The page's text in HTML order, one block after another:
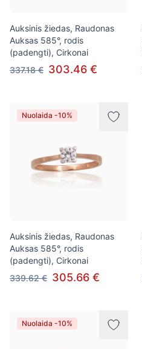
Auksinis žiedas, Raudonas
Auksas 585°, rodis
(padengti), Cirkonai
337.18 € 303.46 €
Nuolaida -10%
Auksinis žiedas, Raudonas
Auksas 585°, rodis
(padengti), Cirkonai
339.62 € 305.66 €
Nuolaida -10%